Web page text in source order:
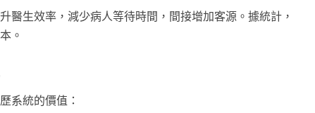
醫生效率，減少病人等待時間，間接增加客源。據統計，
。
系統的價值：